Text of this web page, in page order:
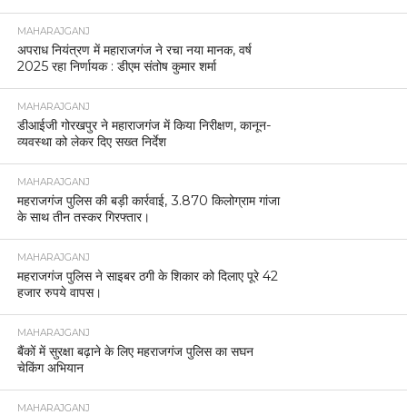
MAHARAJGANJ
अपराध नियंत्रण में महाराजगंज ने रचा नया मानक, वर्ष
2025 रहा निर्णायक : डीएम संतोष कुमार शर्मा
MAHARAJGANJ
डीआईजी गोरखपुर ने महाराजगंज में किया निरीक्षण, कानून-
व्यवस्था को लेकर दिए सख्त निर्देश
MAHARAJGANJ
महराजगंज पुलिस की बड़ी कार्रवाई, 3.870 किलोग्राम गांजा
के साथ तीन तस्कर गिरफ्तार।
MAHARAJGANJ
महराजगंज पुलिस ने साइबर ठगी के शिकार को दिलाए पूरे 42
हजार रुपये वापस।
MAHARAJGANJ
बैंकों में सुरक्षा बढ़ाने के लिए महराजगंज पुलिस का सघन
चेकिंग अभियान
MAHARAJGANJ